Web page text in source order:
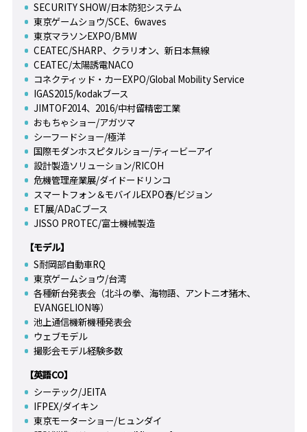
SECURITY SHOW/日本防犯システム
東京ゲームショウ/SCE、6waves
東京マラソンEXPO/BMW
CEATEC/SHARP、クラリオン、新日本無線
CEATEC/太陽誘電NACO
コネクティッド・カーEXPO/Global Mobility Service
IGAS2015/kodakブース
JIMTOF2014、2016/中村留精密工業
おもちゃショー/アガツマ
シーフードショー/極洋
国際モダンホスピタルショー/ティービーアイ
設計製造ソリューション/RICOH
危機管理産業展/ダイドードリンコ
スマートフォン＆モバイルEXPO春/ビジョン
ET展/ADaCブース
JISSO PROTEC/富士機械製造
【モデル】
S耐岡部自動車RQ
東京ゲームショウ/台湾
各種新台発表会（北斗の拳、海物語、アントニオ猪木、
EVANGELION等）
池上通信機新機種発表会
ウェブモデル
撮影会モデル経験多数
【英語CO】
シーテック/JEITA
IFPEX/ダイキン
東京モーターショー/ヒュンダイ